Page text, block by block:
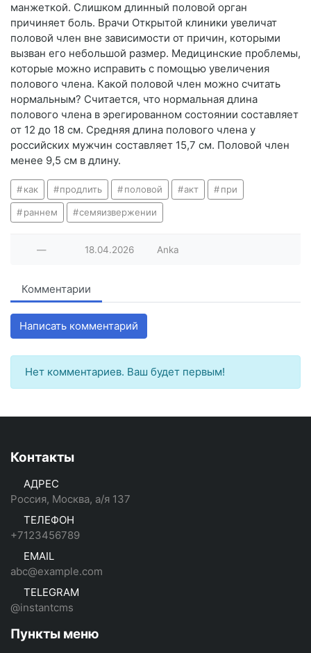
манжеткой. Слишком длинный половой орган
причиняет боль. Врачи Открытой клиники увеличат
половой член вне зависимости от причин, которыми
вызван его небольшой размер. Медицинские проблемы,
которые можно исправить с помощью увеличения
полового члена. Какой половой член можно считать
нормальным? Считается, что нормальная длина
полового члена в эрегированном состоянии составляет
от 12 до 18 см. Средняя длина полового члена у
российских мужчин составляет 15,7 см. Половой член
менее 9,5 см в длину.
как продлить половой акт при
раннем семяизвержении
— 18.04.2026 Anka
Комментарии
Написать комментарий
Нет комментариев. Ваш будет первым!
Контакты
АДРЕС
Россия, Москва, а/я 137
ТЕЛЕФОН
+7123456789
EMAIL
abc@example.com
TELEGRAM
@instantcms
Пункты меню